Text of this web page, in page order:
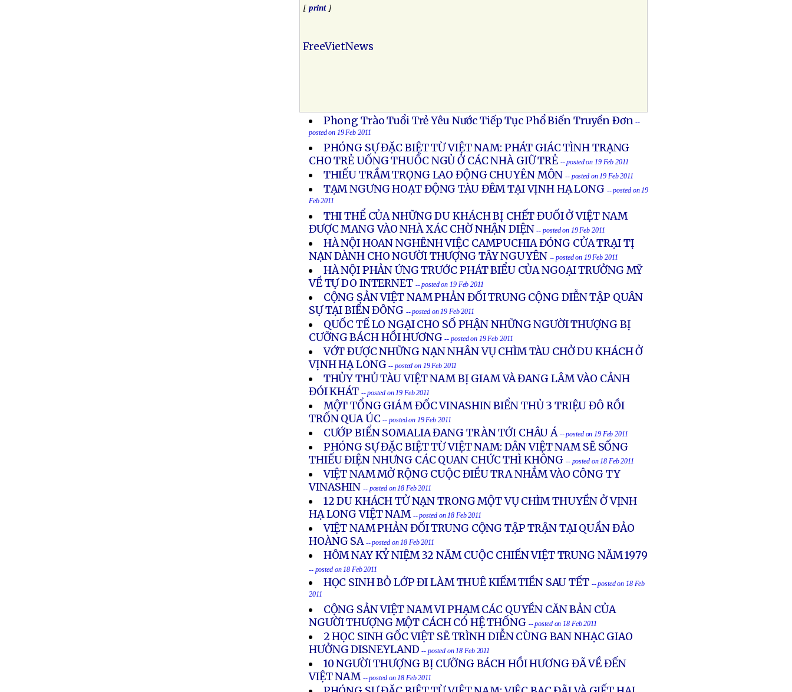
[print]
FreeVietNews
Phong Trào Tuổi Trẻ Yêu Nước Tiếp Tục Phổ Biến Truyền Ðơn--
posted on 19 Feb 2011
PHÓNG SỰ ĐẶC BIỆT TỪ VIỆT NAM: PHÁT GIÁC TÌNH TRẠNG
CHO TRẺ UỐNG THUỐC NGỦ Ở CÁC NHÀ GIỮ TRẺ -- posted on 19 Feb 2011
THIẾU TRẦM TRỌNG LAO ĐỘNG CHUYÊN MÔN-- posted on 19 Feb 2011
TẠM NGƯNG HOẠT ĐỘNG TÀU ĐÊM TẠI VỊNH HẠ LONG -- posted on 19
Feb 2011
THI THỂ CỦA NHỮNG DU KHÁCH BỊ CHẾT ĐUỐI Ở VIỆT NAM
ĐƯỢC MANG VÀO NHÀ XÁC CHỜ NHẬN DIỆN -- posted on 19 Feb 2011
HÀ NỘI HOAN NGHÊNH VIỆC CAMPUCHIA ĐÓNG CỬA TRẠI TỊ
NẠN DÀNH CHO NGƯỜI THƯỢNG TÂY NGUYÊN -- posted on 19 Feb 2011
HÀ NỘI PHẢN ỨNG TRƯỚC PHÁT BIỂU CỦA NGOẠI TRƯỞNG MỸ
VỀ TỰ DO INTERNET -- posted on 19 Feb 2011
CỘNG SẢN VIỆT NAM PHẢN ĐỐI TRUNG CỘNG DIỄN TẬP QUÂN
SỰ TẠI BIỂN ĐÔNG -- posted on 19 Feb 2011
QUỐC TẾ LO NGẠI CHO SỐ PHẬN NHỮNG NGƯỜI THƯỢNG BỊ
CƯỠNG BÁCH HỒI HƯƠNG -- posted on 19 Feb 2011
VỚT ÐƯỢC NHỮNG NẠN NHÂN VỤ CHÌM TÀU CHỞ DU KHÁCH Ở
VỊNH HẠ LONG -- posted on 19 Feb 2011
THỦY THỦ TÀU VIỆT NAM BỊ GIAM VÀ ĐANG LÂM VÀO CẢNH
ĐÓI KHÁT -- posted on 19 Feb 2011
MỘT TỔNG GIÁM ĐỐC VINASHIN BIỂN THỦ 3 TRIỆU ĐÔ RỒI
TRỐN QUA ÚC -- posted on 19 Feb 2011
CƯỚP BIỂN SOMALIA ĐANG TRÀN TỚI CHÂU Á -- posted on 19 Feb 2011
PHÓNG SỰ ĐẶC BIỆT TỪ VIỆT NAM: DÂN VIỆT NAM SẼ SỐNG
THIẾU ĐIỆN NHƯNG CÁC QUAN CHỨC THÌ KHÔNG -- posted on 18 Feb 2011
VIỆT NAM MỞ RỘNG CUỘC ĐIỀU TRA NHẮM VÀO CÔNG TY
VINASHIN -- posted on 18 Feb 2011
12 DU KHÁCH TỬ NẠN TRONG MỘT VỤ CHÌM THUYỀN Ở VỊNH
HẠ LONG VIỆT NAM -- posted on 18 Feb 2011
VIỆT NAM PHẢN ĐỐI TRUNG CỘNG TẬP TRẬN TẠI QUẦN ĐẢO
HOÀNG SA -- posted on 18 Feb 2011
HÔM NAY KỶ NIỆM 32 NĂM CUỘC CHIẾN VIỆT TRUNG NĂM 1979
-- posted on 18 Feb 2011
HỌC SINH BỎ LỚP ĐI LÀM THUÊ KIẾM TIỀN SAU TẾT -- posted on 18 Feb
2011
CỘNG SẢN VIỆT NAM VI PHẠM CÁC QUYỀN CĂN BẢN CỦA
NGƯỜI THƯỢNG MỘT CÁCH CÓ HỆ THỐNG -- posted on 18 Feb 2011
2 HỌC SINH GỐC VIỆT SẼ TRÌNH DIỄN CÙNG BAN NHẠC GIAO
HƯỞNG DISNEYLAND -- posted on 18 Feb 2011
10 NGƯỜI THƯỢNG BỊ CƯỠNG BÁCH HỒI HƯƠNG ĐÃ VỀ ĐẾN
VIỆT NAM -- posted on 18 Feb 2011